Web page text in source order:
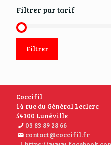
Filtrer par tarif
Filtrer
Coccifil
14 rue du Général Leclerc
54300 Lunéville
03 83 89 28 66
contact@coccifil.fr